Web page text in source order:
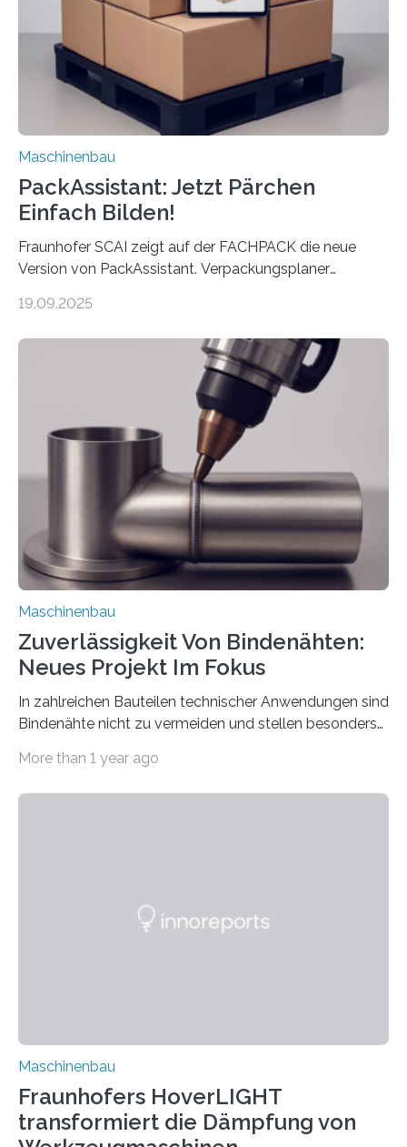
Exemplare pro Stunde. Je nach Maschinentyp und
Auftrag kann das Umrüsten…
Maschinenbau
PackAssistant: Jetzt Pärchen
Einfach Bilden!
Fraunhofer SCAI zeigt auf der FACHPACK die neue
Version von PackAssistant. Verpackungsplaner
Automobil, Maschinenbau und in der Zulieferindustrie.
Teile als eine Einheit verpacken. Die Anordnung kann
der Benutzer vorgeben und erhält so mehr Kontrolle
über die Positionierung der Bauteile. Die ebenfalls neue
Automatisierungsschnittstelle dient dazu, die Software
besser in spezifische Unternehmensprozesse
einzubinden. Sankt Augustin – Zur Messe FACHPACK
vom 23. bis 25. September in Nürnberg…
19.09.2025
Maschinenbau
Zuverlässigkeit Von Bindenähten:
Neues Projekt Im Fokus
In zahlreichen Bauteilen technischer Anwendungen sind
Bindenähte nicht zu vermeiden und stellen besonders
Matrixmaterials eine große Herausforderung dar.
Durch den verstärkten Einsatz von Rezyklaten
More than 1 year ago
Maschinenbau
Fraunhofers HoverLIGHT
transformiert die Dämpfung von